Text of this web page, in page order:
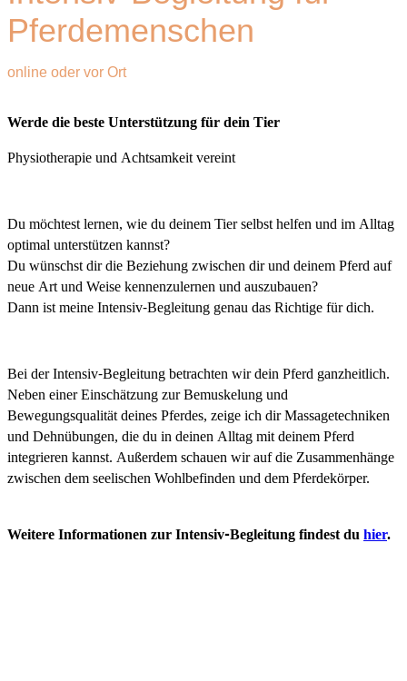
Pferdemenschen
online oder vor Ort
Werde die beste Unterstützung für dein Tier
Physiotherapie und Achtsamkeit vereint
Du möchtest lernen, wie du deinem Tier selbst helfen und im Alltag
optimal unterstützen kannst?
Du wünschst dir die Beziehung zwischen dir und deinem Pferd auf
neue Art und Weise kennenzulernen und auszubauen?
Dann ist meine Intensiv-Begleitung genau das Richtige für dich.
Bei der Intensiv-Begleitung betrachten wir dein Pferd ganzheitlich.
Neben einer Einschätzung zur Bemuskelung und
Bewegungsqualität deines Pferdes, zeige ich dir Massagetechniken
und Dehnübungen, die du in deinen Alltag mit deinem Pferd
integrieren kannst. Außerdem schauen wir auf die Zusammenhänge
zwischen dem seelischen Wohlbefinden und dem Pferdekörper.
Weitere Informationen zur Intensiv-Begleitung findest duhier.